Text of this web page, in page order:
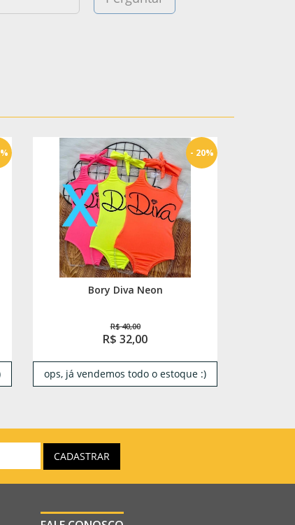
Bory Diva Neon
R$ 40,00
R$ 32,00
- 20%
ops, já vendemos todo o estoque :)